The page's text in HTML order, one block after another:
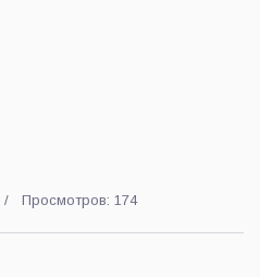
Просмотров: 174